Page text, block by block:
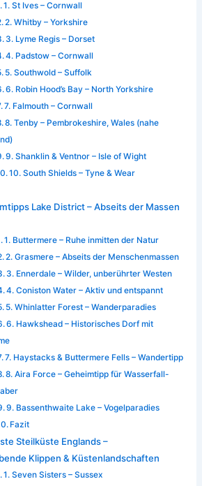
1. St Ives – Cornwall
2. Whitby – Yorkshire
3. Lyme Regis – Dorset
4. Padstow – Cornwall
5. Southwold – Suffolk
6. Robin Hood’s Bay – North Yorkshire
7. Falmouth – Cornwall
8. Tenby – Pembrokeshire, Wales (nahe
9. Shanklin & Ventnor – Isle of Wight
10. South Shields – Tyne & Wear
Lake District – Abseits der Massen
1. Buttermere – Ruhe inmitten der Natur
2. Grasmere – Abseits der Menschenmassen
3. Ennerdale – Wilder, unberührter Westen
4. Coniston Water – Aktiv und entspannt
5. Whinlatter Forest – Wanderparadies
6. Hawkshead – Historisches Dorf mit
7. Haystacks & Buttermere Fells – Wandertipp
8. Aira Force – Geheimtipp für Wasserfall-
9. Bassenthwaite Lake – Vogelparadies
Fazit
Steilküste Englands –
Klippen & Küstenlandschaften
1. Seven Sisters – Sussex